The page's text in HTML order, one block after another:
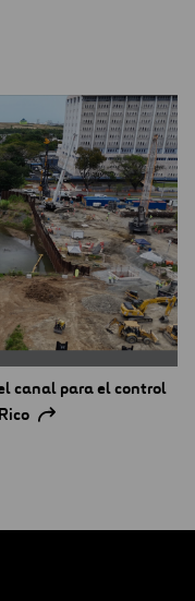
canal para el control